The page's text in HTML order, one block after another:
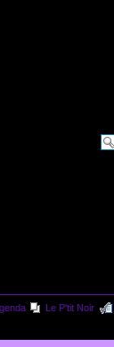
Le P'tit Noir